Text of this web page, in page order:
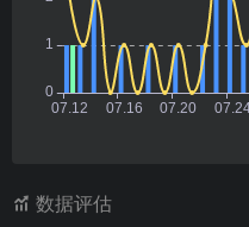
数据评估